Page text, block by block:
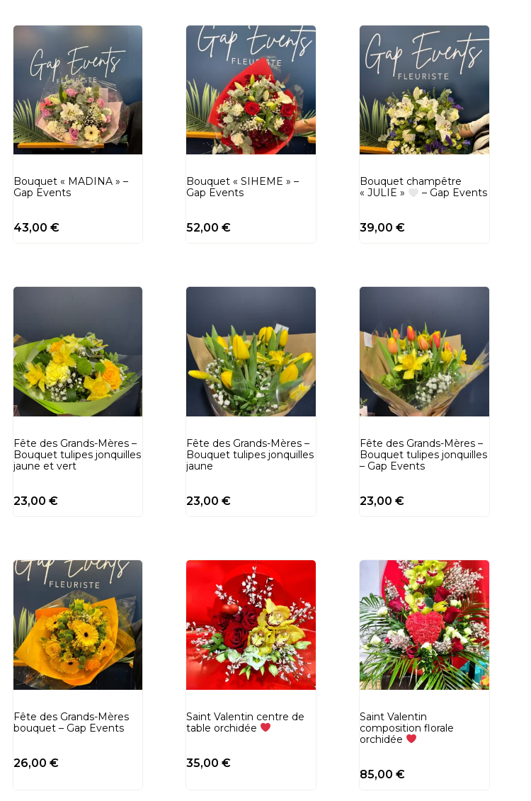
Bouquet « MADINA » –
Gap Events
43,00 €
Bouquet « SIHEME » –
Gap Events
52,00€
Bouquet champêtre
« JULIE »
– Gap Events
39,00€
Fête des Grands-Mères –
Bouquet tulipes jonquilles
jaune et vert
23,00 €
Fête des Grands-Mères –
Bouquet tulipes jonquilles
jaune
23,00€
Fête des Grands-Mères –
Bouquet tulipes jonquilles
– Gap Events
23,00€
Fête des Grands-Mères
bouquet – Gap Events
26,00 €
Saint Valentin centre de
table orchidée
35,00€
Saint Valentin
composition florale
orchidée
85,00€